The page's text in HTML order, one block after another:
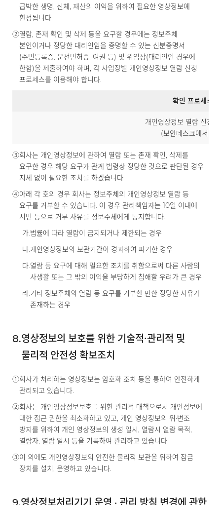
급박한 생명, 신체, 재산의 이익을 위하여 필요한 영상정보에
한정됩니다.
②열람, 존재 확인 및 삭제 등을 요구할 경우에는 정보주체
본인이거나 정당한 대리인임을 증명할 수 있는 신분증명서
(주민등록증, 운전면허증, 여권 등) 및 위임장(대리인인 경우에
한함)을 제출하여야 하며, 각 사업장별 개인영상정보 열람 신청
프로세스를 이용해야 합니다.
확인 프로세스
개인영상정보 열람 신청
(보안데스크에서 안
③회사는 개인영상정보에 관하여 열람 또는 존재 확인, 삭제를
요구한 경우 해당 요구가 관계 법령상 정당한 것으로 판단된 경우
지체 없이 필요한 조치를 하겠습니다.
④아래 각 호의 경우 회사는 정보주체의 개인영상정보 열람 등
요구를 거부할 수 있습니다. 이 경우 관리책임자는 10일 이내에
서면 등으로 거부 사유를 정보주체에게 통지합니다.
가.법률에 따라 열람이 금지되거나 제한되는 경우
나.개인영상정보의 보관기간이 경과하여 파기한 경우
다.열람 등 요구에 대해 필요한 조치를 취함으로써 다른 사람의
사생활 또는 그 밖의 이익을 부당하게 침해할 우려가 큰 경우
라.기타 정보주체의 열람 등 요구를 거부할 만한 정당한 사유가
존재하는 경우
8.영상정보의 보호를 위한 기술적∙관리적 및
물리적 안전성 확보조치
①회사가 처리하는 영상정보는 암호화 조치 등을 통하여 안전하게
관리되고 있습니다.
②회사는 개인영상정보보호를 위한 관리적 대책으로서 개인정보에
대한 접근 권한을 최소화하고 있고, 개인 영상정보의 위·변조
방지를 위하여 개인 영상정보의 생성 일시, 열람시 열람 목적,
열람자, 열람 일시 등을 기록하여 관리하고 있습니다.
③이 외에도 개인영상정보의 안전한 물리적 보관을 위하여 잠금
장치를 설치, 운영하고 있습니다.
9.영상정보처리기기 운영 · 관리 방침 변경에 관한